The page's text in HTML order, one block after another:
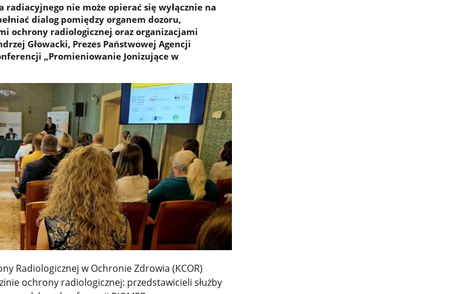
radiacyjnego nie może opierać się wyłącznie na
dialog pomiędzy organem dozoru,
ochrony radiologicznej oraz organizacjami
Głowacki, Prezes Państwowej Agencji
„Promieniowanie Jonizujące w
Radiologicznej w Ochronie Zdrowia (KCOR)
ochrony radiologicznej: przedstawicieli służby